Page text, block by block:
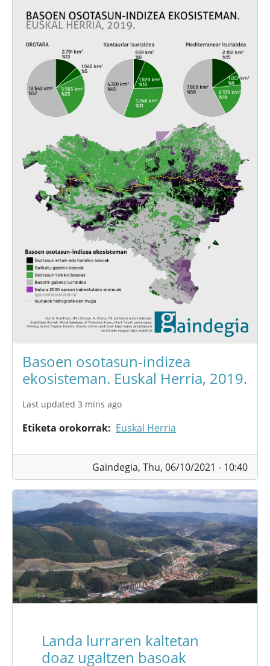
Basoen osotasun-indizea
ekosisteman. Euskal Herria, 2019.
Last updated 3 mins ago
Etiketa orokorrak Euskal Herria
Gaindegia, Thu, 06/10/2021 - 10:40
Landa lurraren kaltetan
doaz ugaltzen basoak